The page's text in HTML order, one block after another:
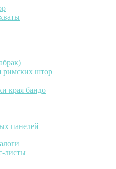
римских штор
края бандо
панелей
листы